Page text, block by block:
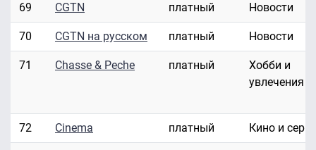
69 CGTN платный Новости
70 CGTN на русском платный Новости
71 Chasse & Peche платный
Хобби и
увлечения
72 Cinema платный Кино и